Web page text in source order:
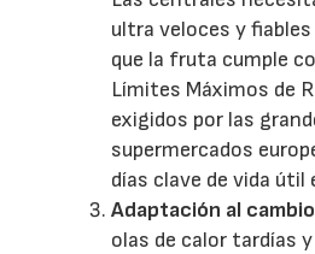
ultra veloces y
que la fruta cumple
Límites Máximos de
exigidos por las
supermercados
días clave de vida
Adaptación al
olas de calor tardías